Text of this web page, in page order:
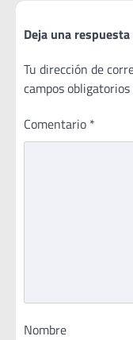
Deja una respuesta
Tu dirección de
campos
Comentario *
Nombre